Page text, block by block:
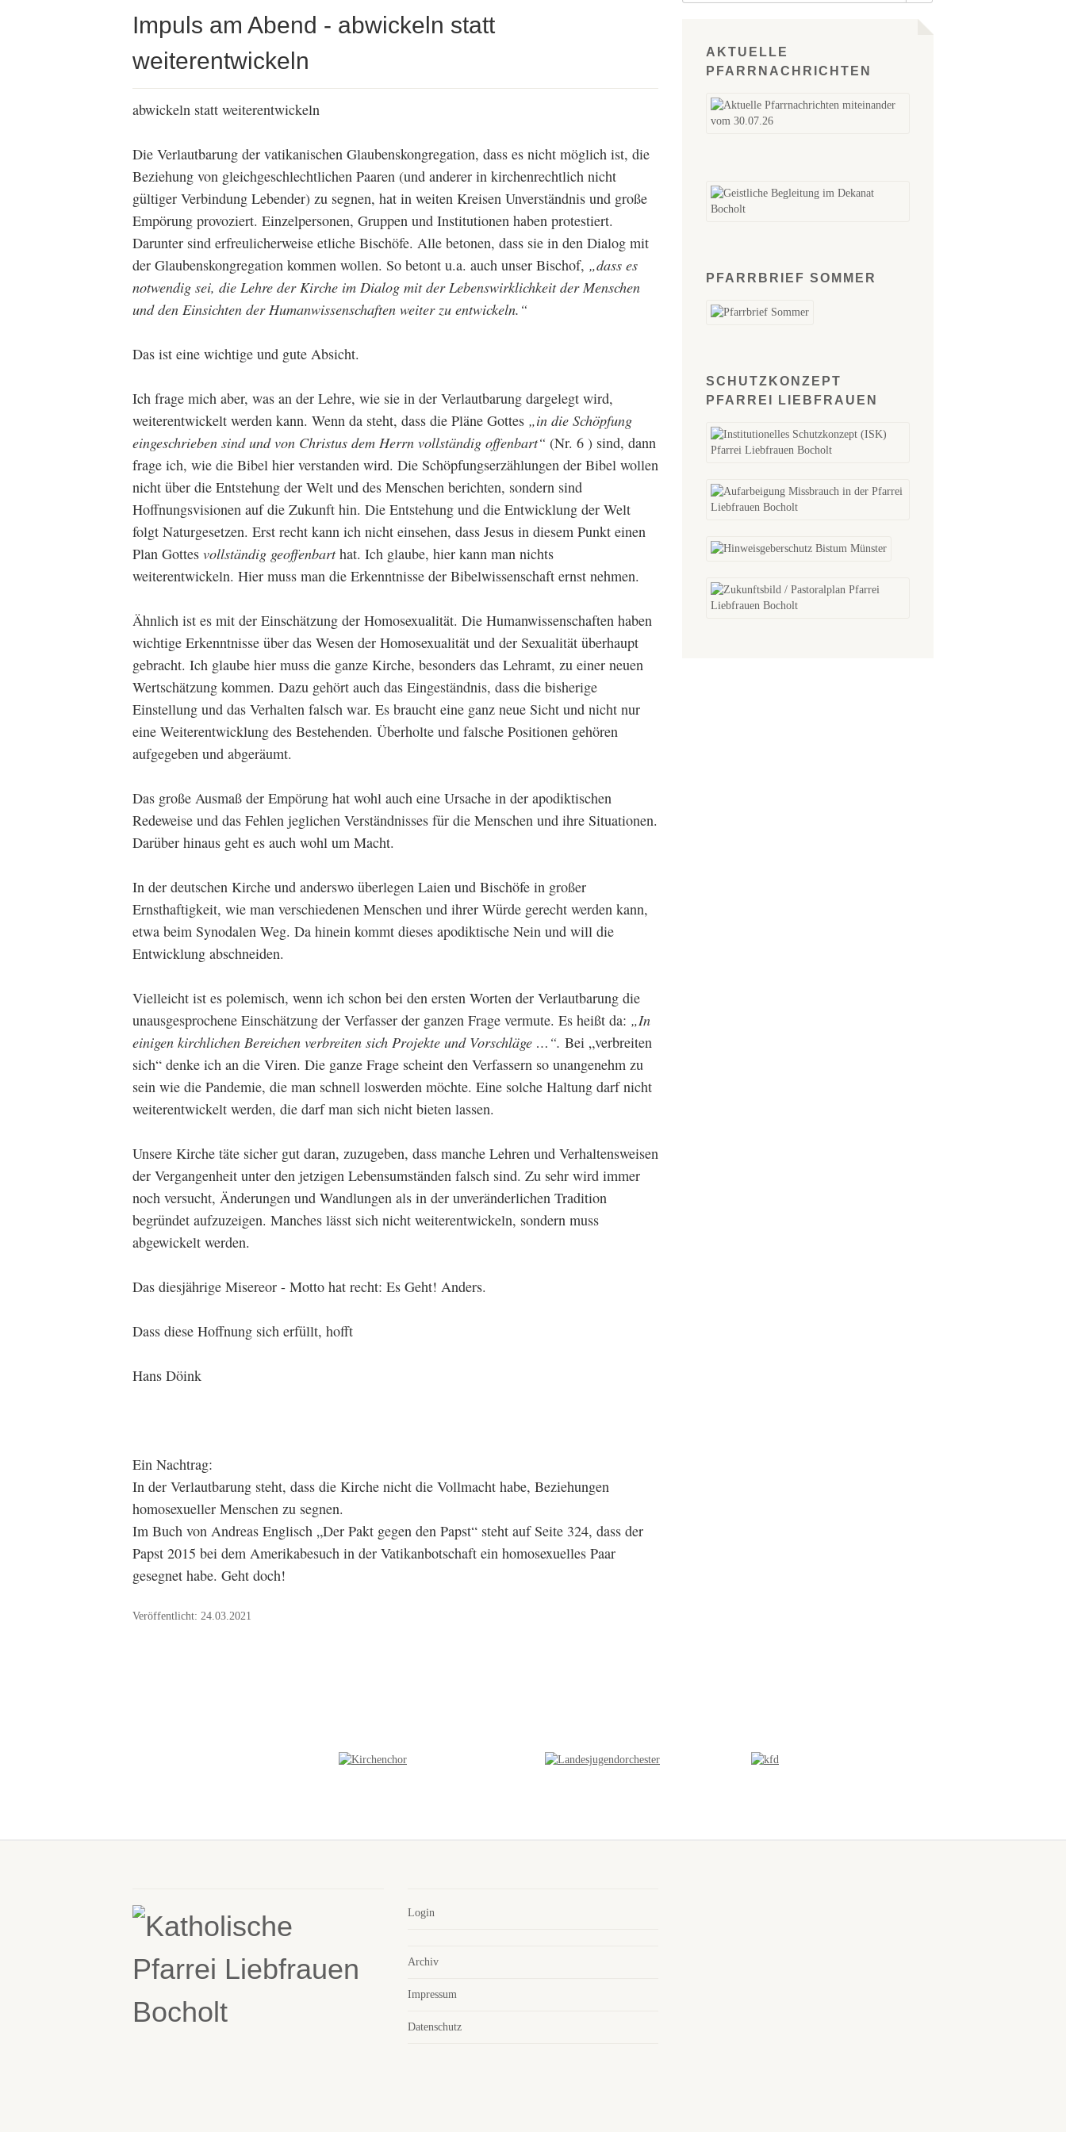
Impuls am Abend - abwickeln statt
weiterentwickeln
abwickeln statt weiterentwickeln
Die Verlautbarung der vatikanischen Glaubenskongregation, dass es nicht möglich ist, die
Beziehung von gleichgeschlechtlichen Paaren (und anderer in kirchenrechtlich nicht
gültiger Verbindung Lebender) zu segnen, hat in weiten Kreisen Unverständnis und große
Empörung provoziert. Einzelpersonen, Gruppen und Institutionen haben protestiert.
Darunter sind erfreulicherweise etliche Bischöfe. Alle betonen, dass sie in den Dialog mit
der Glaubenskongregation kommen wollen. So betont u.a. auch unser Bischof, „dass es
notwendig sei, die Lehre der Kirche im Dialog mit der Lebenswirklichkeit der Menschen
und den Einsichten der Humanwissenschaften weiter zu entwickeln.“
Das ist eine wichtige und gute Absicht.
Ich frage mich aber, was an der Lehre, wie sie in der Verlautbarung dargelegt wird,
weiterentwickelt werden kann. Wenn da steht, dass die Pläne Gottes „in die Schöpfung
eingeschrieben sind und von Christus dem Herrn vollständig offenbart“ (Nr. 6 ) sind, dann
frage ich, wie die Bibel hier verstanden wird. Die Schöpfungserzählungen der Bibel wollen
nicht über die Entstehung der Welt und des Menschen berichten, sondern sind
Hoffnungsvisionen auf die Zukunft hin. Die Entstehung und die Entwicklung der Welt
folgt Naturgesetzen. Erst recht kann ich nicht einsehen, dass Jesus in diesem Punkt einen
Plan Gottes vollständig geoffenbarthat. Ich glaube, hier kann man nichts
weiterentwickeln. Hier muss man die Erkenntnisse der Bibelwissenschaft ernst nehmen.
Ähnlich ist es mit der Einschätzung der Homosexualität. Die Humanwissenschaften haben
wichtige Erkenntnisse über das Wesen der Homosexualität und der Sexualität überhaupt
gebracht. Ich glaube hier muss die ganze Kirche, besonders das Lehramt, zu einer neuen
Wertschätzung kommen. Dazu gehört auch das Eingeständnis, dass die bisherige
Einstellung und das Verhalten falsch war. Es braucht eine ganz neue Sicht und nicht nur
eine Weiterentwicklung des Bestehenden. Überholte und falsche Positionen gehören
aufgegeben und abgeräumt.
Das große Ausmaß der Empörung hat wohl auch eine Ursache in der apodiktischen
Redeweise und das Fehlen jeglichen Verständnisses für die Menschen und ihre Situationen.
Darüber hinaus geht es auch wohl um Macht.
In der deutschen Kirche und anderswo überlegen Laien und Bischöfe in großer
Ernsthaftigkeit, wie man verschiedenen Menschen und ihrer Würde gerecht werden kann,
etwa beim Synodalen Weg. Da hinein kommt dieses apodiktische Nein und will die
Entwicklung abschneiden.
Vielleicht ist es polemisch, wenn ich schon bei den ersten Worten der Verlautbarung die
unausgesprochene Einschätzung der Verfasser der ganzen Frage vermute. Es heißt da: „In
einigen kirchlichen Bereichen verbreiten sich Projekte und Vorschläge …“. Bei „verbreiten
sich“ denke ich an die Viren. Die ganze Frage scheint den Verfassern so unangenehm zu
sein wie die Pandemie, die man schnell loswerden möchte. Eine solche Haltung darf nicht
weiterentwickelt werden, die darf man sich nicht bieten lassen.
Unsere Kirche täte sicher gut daran, zuzugeben, dass manche Lehren und Verhaltensweisen
der Vergangenheit unter den jetzigen Lebensumständen falsch sind. Zu sehr wird immer
noch versucht, Änderungen und Wandlungen als in der unveränderlichen Tradition
begründet aufzuzeigen. Manches lässt sich nicht weiterentwickeln, sondern muss
abgewickelt werden.
Das diesjährige Misereor - Motto hat recht: Es Geht! Anders.
Dass diese Hoffnung sich erfüllt, hofft
Hans Döink
Ein Nachtrag:
In der Verlautbarung steht, dass die Kirche nicht die Vollmacht habe, Beziehungen
homosexueller Menschen zu segnen.
Im Buch von Andreas Englisch „Der Pakt gegen den Papst“ steht auf Seite 324, dass der
Papst 2015 bei dem Amerikabesuch in der Vatikanbotschaft ein homosexuelles Paar
gesegnet habe. Geht doch!
Veröffentlicht: 24.03.2021
AKTUELLE
PFARRNACHRICHTEN
PFARRBRIEF SOMMER
SCHUTZKONZEPT
PFARREI LIEBFRAUEN
Login
Archiv
Impressum
Datenschutz